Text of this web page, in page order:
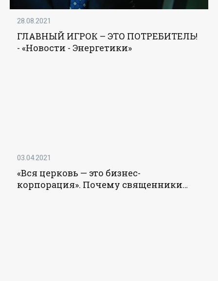
28.08.2021
ГЛАВНЫЙ ИГРОК – ЭТО ПОТРЕБИТЕЛЬ!
- «Новости - Энергетики»
03.04.2021
«Вся церковь — это бизнес-
корпорация». Почему священники